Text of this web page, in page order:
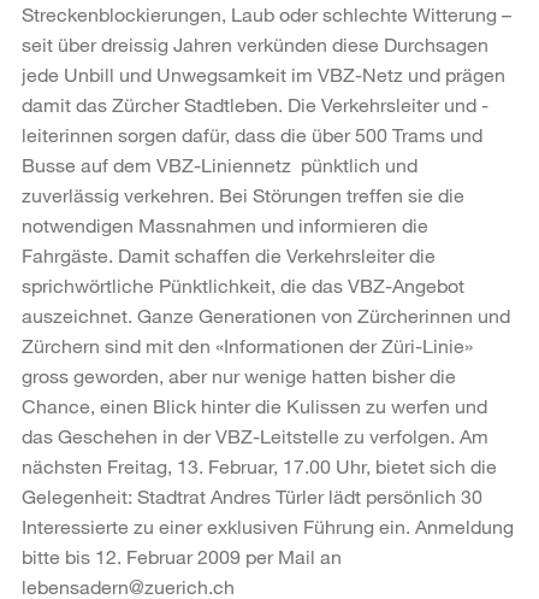
Streckenblockierungen, Laub oder schlechte Witterung –
seit über dreissig Jahren verkünden diese Durchsagen
jede Unbill und Unwegsamkeit im VBZ-Netz und prägen
damit das Zürcher Stadtleben. Die Verkehrsleiter und -
leiterinnen sorgen dafür, dass die über 500 Trams und
Busse auf dem VBZ-Liniennetz pünktlich und
zuverlässig verkehren. Bei Störungen treffen sie die
notwendigen Massnahmen und informieren die
Fahrgäste. Damit schaffen die Verkehrsleiter die
sprichwörtliche Pünktlichkeit, die das VBZ-Angebot
auszeichnet. Ganze Generationen von Zürcherinnen und
Zürchern sind mit den «Informationen der Züri-Linie»
gross geworden, aber nur wenige hatten bisher die
Chance, einen Blick hinter die Kulissen zu werfen und
das Geschehen in der VBZ-Leitstelle zu verfolgen. Am
nächsten Freitag, 13. Februar, 17.00 Uhr, bietet sich die
Gelegenheit: Stadtrat Andres Türler lädt persönlich 30
Interessierte zu einer exklusiven Führung ein. Anmeldung
bitte bis 12. Februar 2009 per Mail an
lebensadern@zuerich.ch